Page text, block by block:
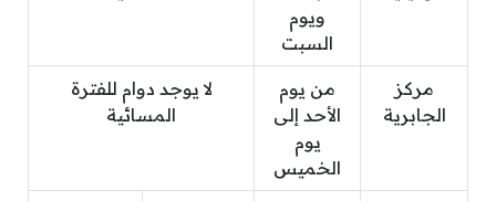
ويوم
السبت
مركز
الجابرية
من يوم
الأحد إلى
يوم
الخميس
لا يوجد دوام للفترة
المسائية